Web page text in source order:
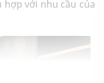
với nhu cầu của